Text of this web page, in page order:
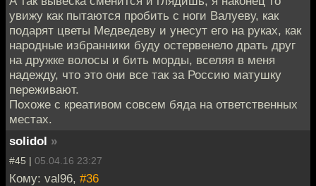
увижу как пытаются пробить с ноги Валуеву, как
подарят цветы Медведеву и унесут его на руках, как
народные избранники буду остервенело драть друг
на дружке волосы и бить морды, вселяя в меня
надежду, что это они все так за Россию матушку
переживают.
Похоже с креативом совсем бяда на ответственных
местах.
solidol »
#45 | 05.04.16 23:27
Кому: val96, #36